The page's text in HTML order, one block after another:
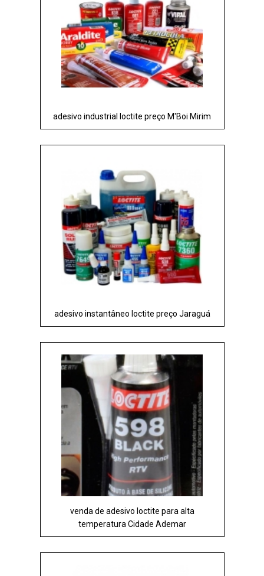
adesivo industrial loctite preço M'Boi Mirim
adesivo instantâneo loctite preço Jaraguá
venda de adesivo loctite para alta
temperatura Cidade Ademar